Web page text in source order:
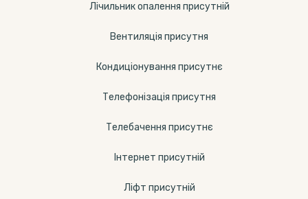
Лічильник опалення присутній
Вентиляція присутня
Кондиціонування присутнє
Телефонізація присутня
Телебачення присутнє
Інтернет присутній
Ліфт присутній